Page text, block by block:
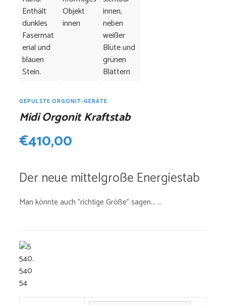
GEPULSTE ORGONIT-GERÄTE
Midi Orgonit Kraftstab
€410,00
Der neue mittelgroße Energiestab
Man könnte auch "richtige Größe" sagen... ...